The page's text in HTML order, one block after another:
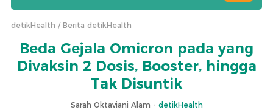
detikHealth Berita detikHealth
Beda Gejala Omicron pada yang
Divaksin 2 Dosis, Booster, hingga
Tak Disuntik
Sarah Oktaviani Alam - detikHealth